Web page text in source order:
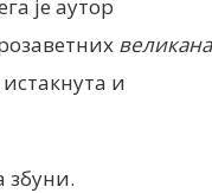
је аутор
великана
и
збуни.